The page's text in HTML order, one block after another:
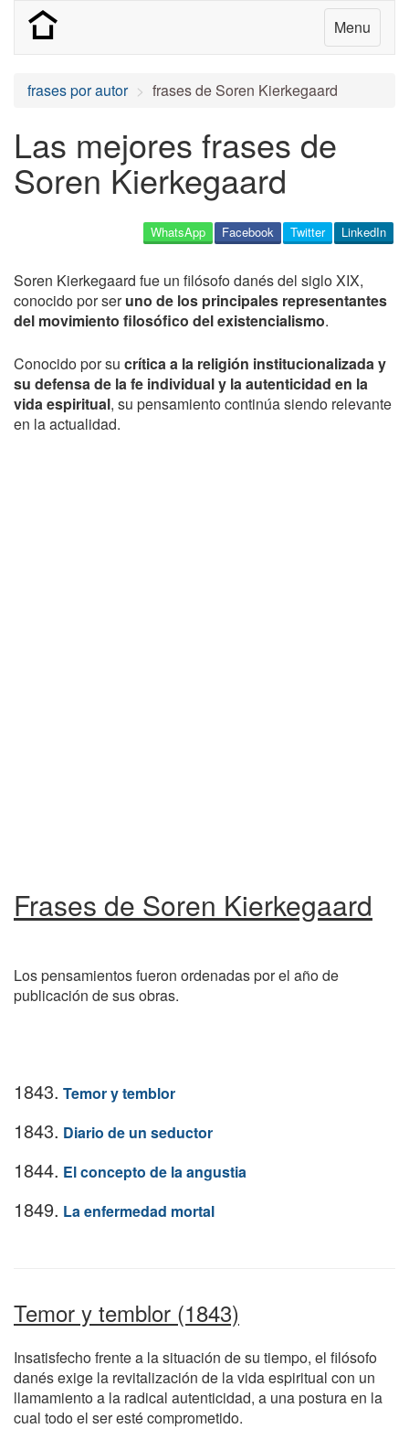
Menu
frases por autor frases de Soren Kierkegaard
Las mejores frases de
Soren Kierkegaard
LinkedIn
Twitter
Facebook
WhatsApp
Soren Kierkegaard fue un filósofo danés del siglo XIX,
conocido por seruno de los principales representantes
del movimiento filosófico del existencialismo.
Conocido por su crítica a la religión institucionalizada y
su defensa de la fe individual y la autenticidad en la
vida espiritual, su pensamiento continúa siendo relevante
en la actualidad.
Frases de Soren Kierkegaard
Los pensamientos fueron ordenadas por el año de
publicación de sus obras.
1843. Temor y temblor
1843. Diario de un seductor
1844. El concepto de la angustia
1849. La enfermedad mortal
Temor y temblor (1843)
Insatisfecho frente a la situación de su tiempo, el filósofo
danés exige la revitalización de la vida espiritual con un
llamamiento a la radical autenticidad, a una postura en la
cual todo el ser esté comprometido.